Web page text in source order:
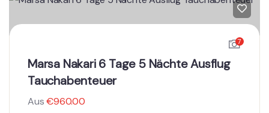
7
Marsa Nakari 6 Tage 5 Nächte Ausflug
Tauchabenteuer
Aus €960.00